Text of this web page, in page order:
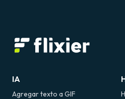
IA
Agregar texto a GIF